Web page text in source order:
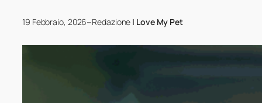
19 Febbraio, 2026–Redazione I Love My Pet